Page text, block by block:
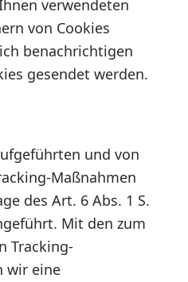
verwendeten
von Cookies
benachrichtigen
gesendet werden.
und von
Maßnahmen
des Art. 6 Abs. 1 S.
Mit den zum
Tracking-
wir eine